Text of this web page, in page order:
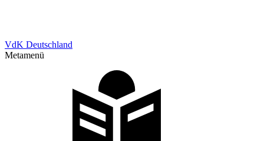
VdK Deutschland
Metamenü